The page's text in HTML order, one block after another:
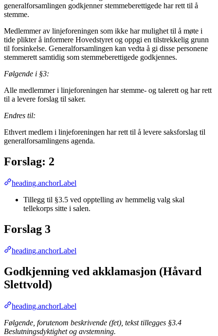
generalforsamlingen godkjenner stemmeberettigede har rett til å
stemme.
Medlemmer av linjeforeningen som ikke har mulighet til å møte i
tide plikter å informere Hovedstyret og oppgi en tilstrekkelig grunn
til forsinkelse. Generalforsamlingen kan vedta å gi disse personene
stemmerett samtidig som stemmeberettigede godkjennes.
Følgende i §3:
Alle medlemmer i linjeforeningen har stemme- og talerett og har rett
til a levere forslag til saker.
Endres til:
Ethvert medlem i linjeforeningen har rett til å levere saksforslag til
generalforsamlingens agenda.
Forslag: 2
heading.anchorLabel
Tillegg til §3.5 ved opptelling av hemmelig valg skal
tellekorps sitte i salen.
Forslag 3
heading.anchorLabel
Godkjenning ved akklamasjon (Håvard
Slettvold)
heading.anchorLabel
Følgende, forutenom beskrivende (fet), tekst tillegges §3.4
Beslutningsdyktighet og avstemning.